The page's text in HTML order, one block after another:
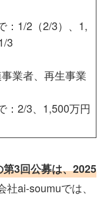
：1/2（2/3）、1,
3
業者、再生事業
：2/3、1,500万円
3回公募は、2025
社ai-soumuでは、